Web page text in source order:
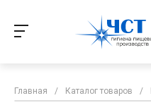
Главная / Каталог товаров /